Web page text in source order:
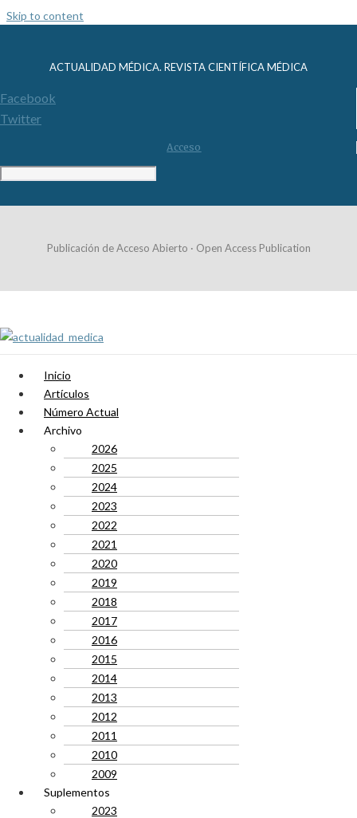
Skip to content
ACTUALIDAD MÉDICA. REVISTA CIENTÍFICA MÉDICA
Facebook
Twitter
Acceso
Publicación de Acceso Abierto · Open Access Publication
Inicio
Artículos
Número Actual
Archivo
2026
2025
2024
2023
2022
2021
2020
2019
2018
2017
2016
2015
2014
2013
2012
2011
2010
2009
Suplementos
2023